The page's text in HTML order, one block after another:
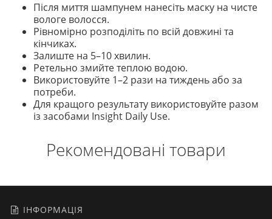
Після миття шампунем нанесіть маску на чисте
вологе волосся.
Рівномірно розподіліть по всій довжині та
кінчиках.
Залиште на 5–10 хвилин.
Ретельно змийте теплою водою.
Використовуйте 1–2 рази на тиждень або за
потреби.
Для кращого результату використовуйте разом
із засобами Insight Daily Use.
Рекомендовані товари
ІНФОРМАЦІЯ